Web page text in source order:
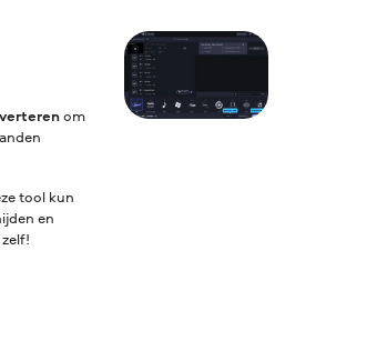
om
tool kun
en